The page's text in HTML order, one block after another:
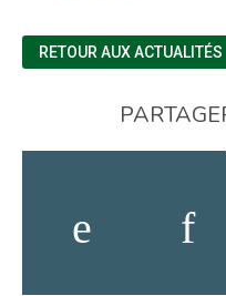
RETOUR AUX ACTUALITÉS